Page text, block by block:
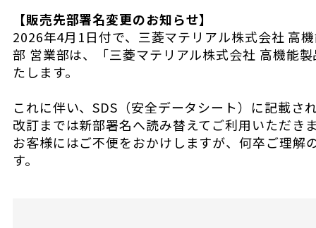
【販売先部署名変更のお知らせ】
2026年4月1日付で、三菱マテリアル株式会社 高
部 営業部は、「三菱マテリアル株式会社 高機能
たします。
これに伴い、SDS（安全データシート）に記載さ
改訂までは新部署名へ読み替えてご利用いただき
お客様にはご不便をおかけしますが、何卒ご理解
す。